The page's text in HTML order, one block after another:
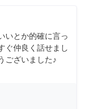
いとか的確に言っ
ぐ仲良く話せまし
ございました♪